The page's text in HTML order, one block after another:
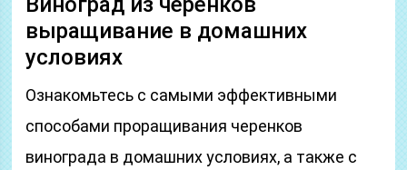
выращивание в домашних
условиях
Ознакомьтесь с самыми эффективными
способами проращивания черенков
винограда в домашних условиях, а также с